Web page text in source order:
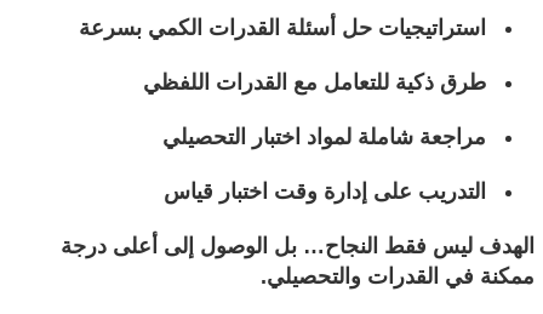
استراتيجيات حل أسئلة القدرات الكمي بسرعة
طرق ذكية للتعامل مع القدرات اللفظي
مراجعة شاملة لمواد اختبار التحصيلي
التدريب على إدارة وقت اختبار قياس
الهدف ليس فقط النجاح… بل الوصول إلى أعلى درجة
ممكنة في القدرات والتحصيلي.